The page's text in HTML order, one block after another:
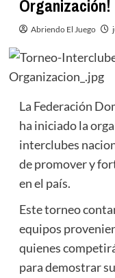
Organización!
Abriendo El Juego
La Federación
ha iniciado la
interclubes
de promover y
en el país.
Este torneo
equipos
quienes
para demostrar